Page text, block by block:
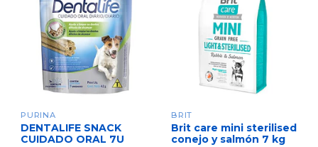
PURINA
DENTALIFE SNACK
CUIDADO ORAL 7U
BRIT
Brit care mini sterilised
conejo y salmón 7 kg